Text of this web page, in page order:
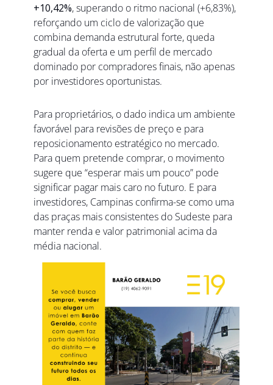
+10,42%, superando o ritmo nacional (+6,83%),
reforçando um ciclo de valorização que
combina demanda estrutural forte, queda
gradual da oferta e um perfil de mercado
dominado por compradores finais, não apenas
por investidores oportunistas.
Para proprietários, o dado indica um ambiente
favorável para revisões de preço e para
reposicionamento estratégico no mercado.
Para quem pretende comprar, o movimento
sugere que “esperar mais um pouco” pode
significar pagar mais caro no futuro. E para
investidores, Campinas confirma-se como uma
das praças mais consistentes do Sudeste para
manter renda e valor patrimonial acima da
média nacional.